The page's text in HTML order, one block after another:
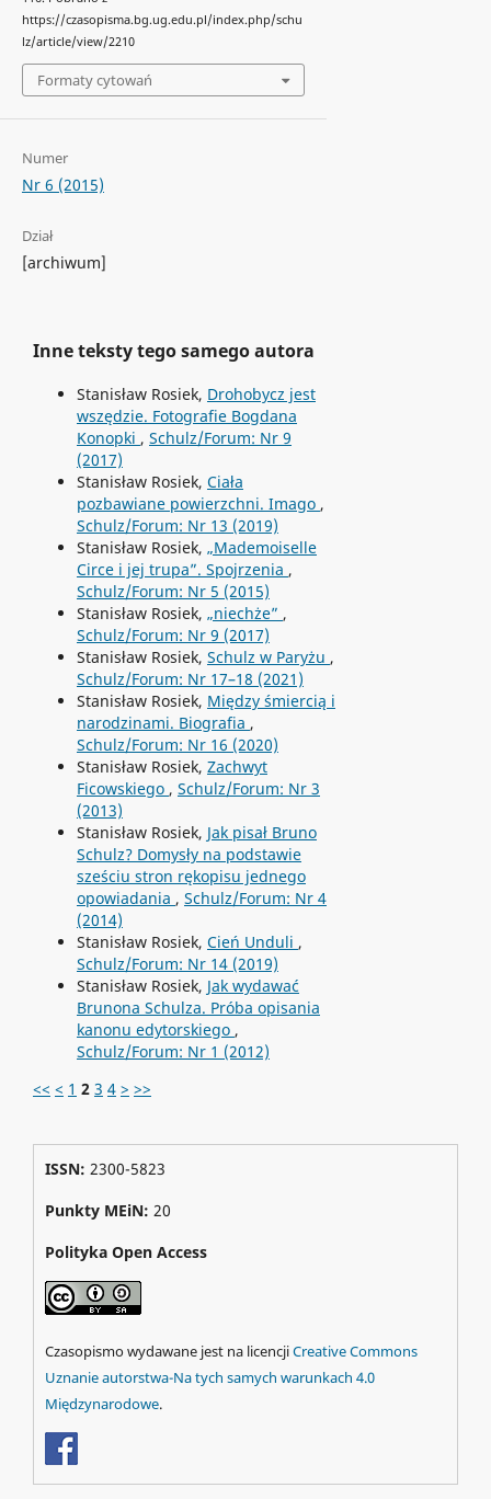
https://czasopisma.bg.ug.edu.pl/index.php/schu
lz/article/view/2210
Formaty cytowań
Numer
Nr 6 (2015)
Dział
[archiwum]
Inne teksty tego samego autora
Stanisław Rosiek, Drohobycz jest
wszędzie. Fotografie Bogdana
Konopki , Schulz/Forum: Nr 9
(2017)
Stanisław Rosiek, Ciała
pozbawiane powierzchni. Imago ,
Schulz/Forum: Nr 13 (2019)
Stanisław Rosiek, „Mademoiselle
Circe i jej trupa”. Spojrzenia ,
Schulz/Forum: Nr 5 (2015)
Stanisław Rosiek, „niechże” ,
Schulz/Forum: Nr 9 (2017)
Stanisław Rosiek, Schulz w Paryżu ,
Schulz/Forum: Nr 17–18 (2021)
Stanisław Rosiek, Między śmiercią i
narodzinami. Biografia ,
Schulz/Forum: Nr 16 (2020)
Stanisław Rosiek, Zachwyt
Ficowskiego , Schulz/Forum: Nr 3
(2013)
Stanisław Rosiek, Jak pisał Bruno
Schulz? Domysły na podstawie
sześciu stron rękopisu jednego
opowiadania , Schulz/Forum: Nr 4
(2014)
Stanisław Rosiek, Cień Unduli ,
Schulz/Forum: Nr 14 (2019)
Stanisław Rosiek, Jak wydawać
Brunona Schulza. Próba opisania
kanonu edytorskiego ,
Schulz/Forum: Nr 1 (2012)
<< < 1 2 3 4 > >>
ISSN: 2300-5823
Punkty MEiN: 20
Polityka Open Access
Czasopismo wydawane jest na licencjiCreative Commons
Uznanie autorstwa-Na tych samych warunkach 4.0
Międzynarodowe.